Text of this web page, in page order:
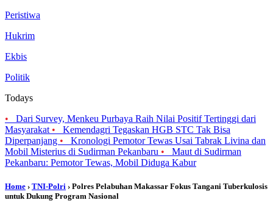
Peristiwa
Hukrim
Ekbis
Politik
Todays
•
Dari Survey, Menkeu Purbaya Raih Nilai Positif Tertinggi dari
Masyarakat •
Kemendagri Tegaskan HGB STC Tak Bisa
Diperpanjang •
Kronologi Pemotor Tewas Usai Tabrak Livina dan
Mobil Misterius di Sudirman Pekanbaru •
Maut di Sudirman
Pekanbaru: Pemotor Tewas, Mobil Diduga Kabur
Home › TNI-Polri › Polres Pelabuhan Makassar Fokus Tangani Tuberkulosis
untuk Dukung Program Nasional